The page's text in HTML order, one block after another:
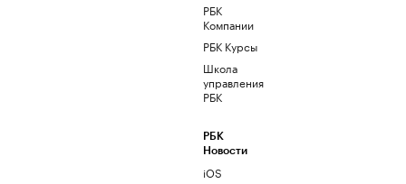
РБК
Компании
РБК Курсы
Школа
управления
РБК
РБК
Новости
iOS